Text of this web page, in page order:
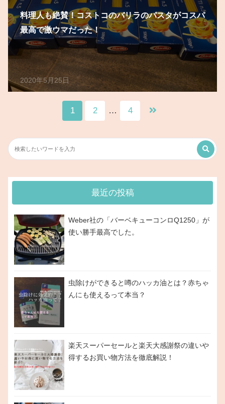
2020年5月25日
料理人も絶賛！コストコのバリラのパスタがコスパ
最高で激ウマだった！
1 2 … 4
最近の投稿
Weber社の「バーベキューコンロQ1250」が
使い勝手最高でした。
虫除けができると噂のハッカ油とは？赤ちゃ
んにも使えるって本当？
楽天スーパーセールと楽天大感謝祭の違いや
得するお買い物方法を徹底解説！